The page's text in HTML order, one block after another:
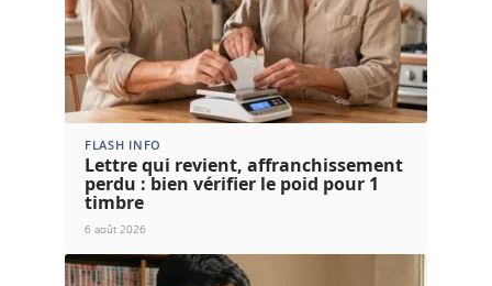
FLASH INFO
Lettre qui revient, affranchissement
perdu : bien vérifier le poid pour 1
timbre
6 août 2026